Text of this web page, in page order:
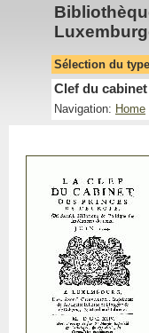
Sélection du
Clef du
Navigation: Home